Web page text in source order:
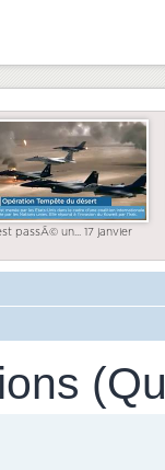
passÃ© un... 17 janvier